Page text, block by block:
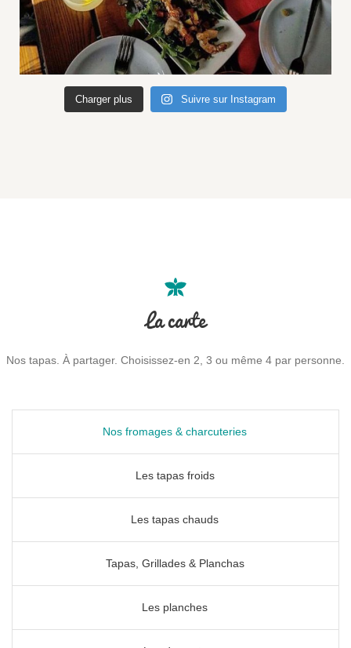
Charger plus Suivre sur Instagram
La carte
Nos tapas. À partager. Choisissez-en 2, 3 ou même 4 par personne.
Nos fromages & charcuteries
Les tapas froids
Les tapas chauds
Tapas, Grillades & Planchas
Les planches